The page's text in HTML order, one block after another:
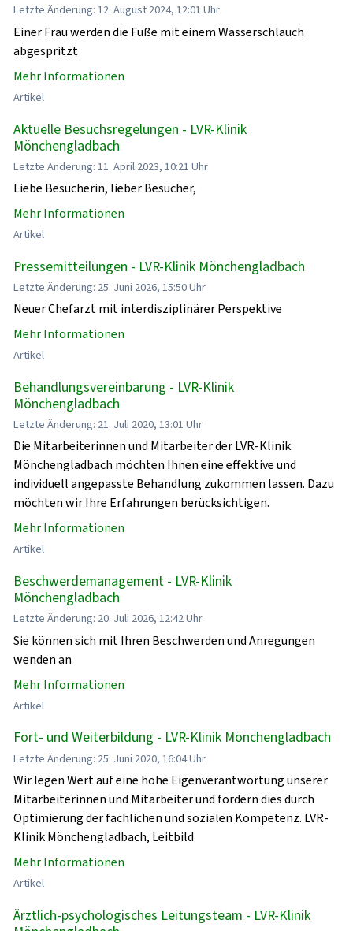
Letzte Änderung: 12. August 2024, 12:01 Uhr
Einer Frau werden die Füße mit einem Wasserschlauch
abgespritzt
Mehr Informationen
Artikel
Aktuelle Besuchsregelungen - LVR-Klinik
Mönchengladbach
Letzte Änderung: 11. April 2023, 10:21 Uhr
Liebe Besucherin, lieber Besucher,
Mehr Informationen
Artikel
Pressemitteilungen - LVR-Klinik Mönchengladbach
Letzte Änderung: 25. Juni 2026, 15:50 Uhr
Neuer Chefarzt mit interdisziplinärer Perspektive
Mehr Informationen
Artikel
Behandlungsvereinbarung - LVR-Klinik
Mönchengladbach
Letzte Änderung: 21. Juli 2020, 13:01 Uhr
Die Mitarbeiterinnen und Mitarbeiter der LVR-Klinik
Mönchengladbach möchten Ihnen eine effektive und
individuell angepasste Behandlung zukommen lassen. Dazu
möchten wir Ihre Erfahrungen berücksichtigen.
Mehr Informationen
Artikel
Beschwerdemanagement - LVR-Klinik
Mönchengladbach
Letzte Änderung: 20. Juli 2026, 12:42 Uhr
Sie können sich mit Ihren Beschwerden und Anregungen
wenden an
Mehr Informationen
Artikel
Fort- und Weiterbildung - LVR-Klinik Mönchengladbach
Letzte Änderung: 25. Juni 2020, 16:04 Uhr
Wir legen Wert auf eine hohe Eigenverantwortung unserer
Mitarbeiterinnen und Mitarbeiter und fördern dies durch
Optimierung der fachlichen und sozialen Kompetenz. LVR-
Klinik Mönchengladbach, Leitbild
Mehr Informationen
Artikel
Ärztlich-psychologisches Leitungsteam - LVR-Klinik